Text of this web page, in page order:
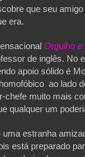
que seu
era.
Orgulho e
de inglês. No
apoio sólido é
ao lado
chefe muito mais
qualquer um
estranha
está preparado